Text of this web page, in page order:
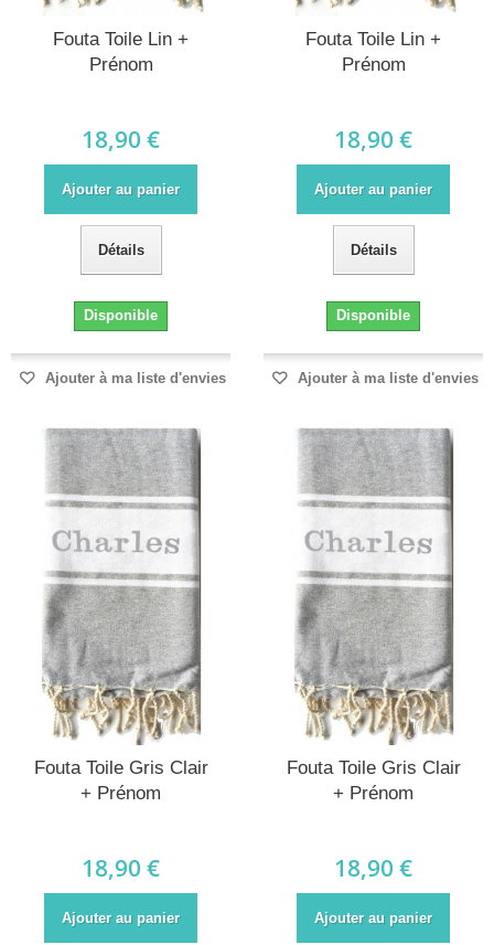
Fouta Toile Lin +
Prénom
18,90 €
Ajouter au panier
Détails
Disponible
Ajouter à ma liste d'envies
Fouta Toile Lin +
Prénom
18,90 €
Ajouter au panier
Détails
Disponible
Ajouter à ma liste d'envies
Fouta Toile Gris Clair
+ Prénom
18,90 €
Ajouter au panier
Fouta Toile Gris Clair
+ Prénom
18,90 €
Ajouter au panier